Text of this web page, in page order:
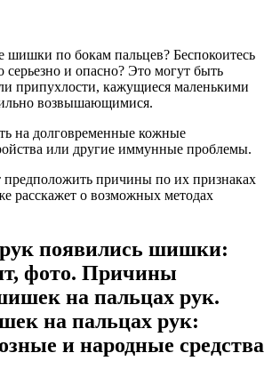
шишки по бокам пальцев? Беспокоитесь
серьезно и опасно? Это могут быть
припухлости, кажущиеся маленькими
возвышающимися.
на долговременные кожные
или другие иммунные проблемы.
предположить причины по их признаках
расскажет о возможных методах
появились шишки:
фото. Причины
на пальцах рук.
на пальцах рук:
и народные средства